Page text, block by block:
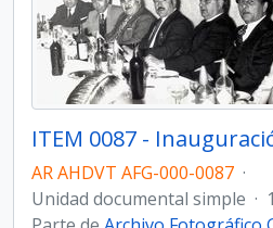
AR AHDVT AFG-000-0087 ·
Unidad documental simple ·